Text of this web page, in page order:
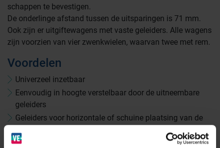
schappen te bevestigen.
De onderlinge afstand tussen de uitsparingen is 71 mm.
Ook zijn er uitgiftewagens met vaste geleiders. Alle wagens
zijn voorzien van vier zwenkwielen, waarvan twee met rem.
Voordelen
Univerzeel inzetbaar
Eenvoudig in hoogte verstelbaar door de uitneembare
geleiders
Geleiders voor horizontale of schuine plaatsing van de
Eenvoudige uitbreiding in combinatie met schappen
Zorginstellingen
Laboratoria
Cleanrooms
Logistiek en opslag
Opslagsystemen en voorraadbeheer
Medische (verzorgings)wagens
Wastransport
Medicijn- en verbandkasten
Werkplekinrichting
BINBIN